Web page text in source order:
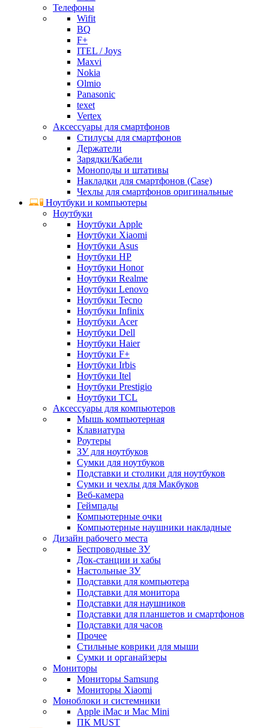
Телефоны
Wifit
BQ
F+
ITEL / Joys
Maxvi
Nokia
Olmio
Panasonic
texet
Vertex
Аксессуары для смартфонов
Стилусы для смартфонов
Держатели
Зарядки/Кабели
Моноподы и штативы
Накладки для смартфонов (Case)
Чехлы для смартфонов оригинальные
Ноутбуки и компьютеры
Ноутбуки
Ноутбуки Apple
Ноутбуки Xiaomi
Ноутбуки Asus
Ноутбуки HP
Ноутбуки Honor
Ноутбуки Realme
Ноутбуки Lenovo
Ноутбуки Tecno
Ноутбуки Infinix
Ноутбуки Acer
Ноутбуки Dell
Ноутбуки Haier
Ноутбуки F+
Ноутбуки Irbis
Ноутбуки Itel
Ноутбуки Prestigio
Ноутбуки TCL
Аксессуары для компьютеров
Мышь компьютерная
Клавиатура
Роутеры
ЗУ для ноутбуков
Сумки для ноутбуков
Подставки и столики для ноутбуков
Сумки и чехлы для Макбуков
Веб-камера
Геймпады
Компьютерные очки
Компьютерные наушники накладные
Дизайн рабочего места
Беспроводные ЗУ
Док-станции и хабы
Настольные ЗУ
Подставки для компьютера
Подставки для монитора
Подставки для наушников
Подставки для планшетов и смартфонов
Подставки для часов
Прочее
Стильные коврики для мыши
Сумки и органайзеры
Мониторы
Мониторы Samsung
Мониторы Xiaomi
Моноблоки и системники
Apple iMac и Mac Mini
ПК MUST